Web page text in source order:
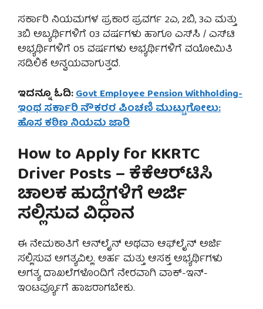
ಸರ್ಕಾರಿ ನಿಯಮಗಳ ಪ್ರಕಾರ ಪ್ರವರ್ಗ 2ಎ, 2ಬಿ, 3ಎ ಮತ್ತು
3ಬಿ ಅಬ್ಯರ್ಥಿಗಳಿಗೆ 03 ವರ್ಷಗಳು ಹಾಗೂ ಎಸ್‌ಸಿ / ಎಸ್‌ಟಿ
ಅಭ್ಯರ್ಥಿಗಳಿಗೆ 05 ವರ್ಷಗಳು ಅಭ್ಯರ್ಥಿಗಳಿಗೆ ವಯೋಮಿತಿ
ಸಡಿಲಿಕೆ ಅನ್ವಯವಾಗುತ್ತದೆ.
ಇದನ್ನೂ ಓದಿ:Govt Employee Pension Withholding-
ಇಂಥ ಸರ್ಕಾರಿ ನೌಕರರ ಪಿಂಚಣಿ ಮುಟ್ಟುಗೋಲು:
ಹೊಸ ಕಠಿಣ ನಿಯಮ ಜಾರಿ
How to Apply for KKRTC
Driver Posts – ಕೆಕೆಆರ್‌ಟಿಸಿ
ಚಾಲಕ ಹುದ್ದೆಗಳಿಗೆ ಅರ್ಜಿ
ಸಲ್ಲಿಸುವ ವಿಧಾನ
ಈ ನೇಮಕಾತಿಗೆ ಆನ್‌ಲೈನ್ ಅಥವಾ ಆಫ್‌ಲೈನ್ ಅರ್ಜಿ
ಸಲ್ಲಿಸುವ ಅಗತ್ಯವಿಲ್ಲ. ಅರ್ಹ ಮತ್ತು ಆಸಕ್ತ ಅಭ್ಯರ್ಥಿಗಳು
ಅಗತ್ಯ ದಾಖಲೆಗಳೊಂದಿಗೆ ನೇರವಾಗಿ ವಾಕ್-ಇನ್-
ಇಂಟರ್ವ್ಯೂಗೆ ಹಾಜರಾಗಬೇಕು.